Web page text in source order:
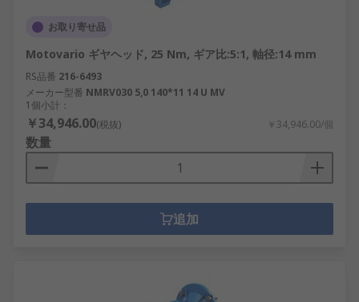
お取り寄せ品
Motovario ギヤヘッド, 25 Nm, ギア比:5:1, 軸径:14 mm
RS品番 216-6493
メーカー型番 NMRV030 5,0 140*11 14 U MV
1個小計：
￥34,946.00(税抜) ￥34,946.00/個
数量
追加